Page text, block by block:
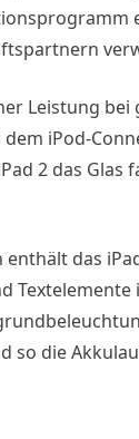
Leistung
iPod-
2 das Glas
das
Textelemente
so die